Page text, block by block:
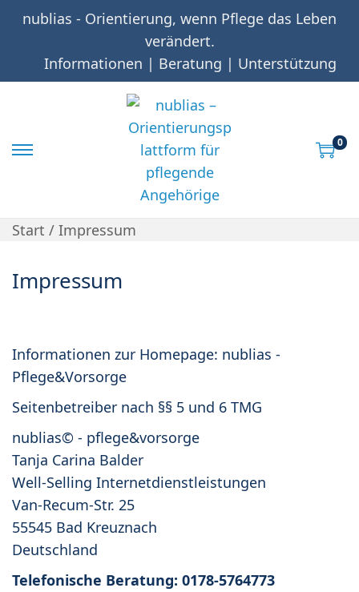
nublias - Orientierung, wenn Pflege das Leben
verändert.
Informationen | Beratung | Unterstützung
S
k
i
i
a
S
k
i
t
n
0
Start / Impressum
Impressum
Informationen zur Homepage: nublias -
Pflege&Vorsorge
Seitenbetreiber nach §§ 5 und 6 TMG
nublias© - pflege&vorsorge
Tanja Carina Balder
Well-Selling Internetdienstleistungen
Van-Recum-Str. 25
55545 Bad Kreuznach
Deutschland
Telefonische Beratung: 0178-5764773